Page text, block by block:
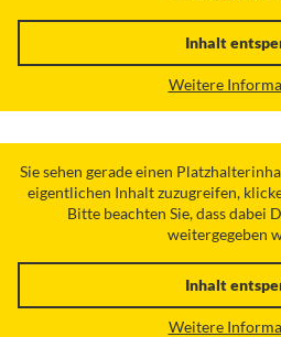
Inhalt
Weitere
Sie sehen gerade einen
eigentlichen Inhalt zuzugreifen,
Bitte beachten Sie, dass dabei
weitergegeben
Inhalt
Weitere